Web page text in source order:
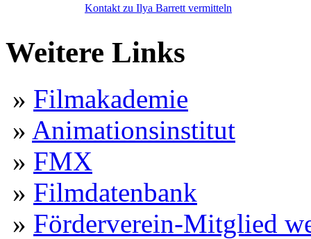
Kontakt zu Ilya Barrett vermitteln
Weitere Links
» Filmakademie
» Animationsinstitut
» FMX
» Filmdatenbank
» Förderverein-Mitglied